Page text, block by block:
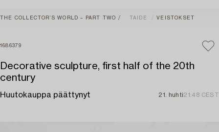
THE COLLECTOR’S WORLD – PART TWO TAIDE VEISTOKSET
1686379
Decorative sculpture, first half of the 20th
century
Huutokauppa päättynyt 21. huhti21:48 CEST